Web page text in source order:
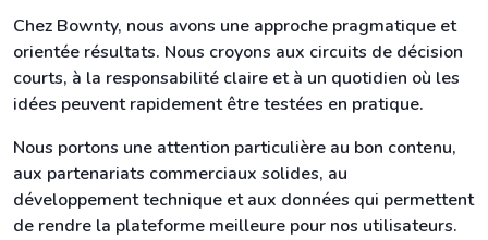
Chez Bownty, nous avons une approche pragmatique et
orientée résultats. Nous croyons aux circuits de décision
courts, à la responsabilité claire et à un quotidien où les
idées peuvent rapidement être testées en pratique.
Nous portons une attention particulière au bon contenu,
aux partenariats commerciaux solides, au
développement technique et aux données qui permettent
de rendre la plateforme meilleure pour nos utilisateurs.